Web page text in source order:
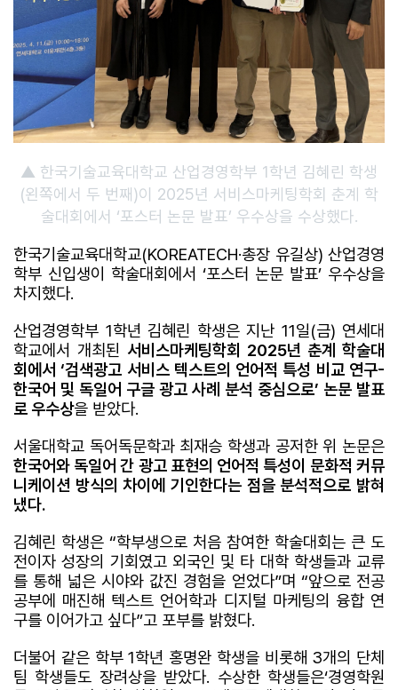
▲ 한국기술교육대학교 산업경영학부 1학년 김혜린 학생
(왼쪽에서 두 번째)이 2025년 서비스마케팅학회 춘계 학
술대회에서 ‘포스터 논문 발표’ 우수상을 수상했다.
한국기술교육대학교(KOREATECH·총장 유길상) 산업경영
학부 신입생이 학술대회에서 ‘포스터 논문 발표’ 우수상을
차지했다.
산업경영학부 1학년 김혜린 학생은 지난 11일(금) 연세대
학교에서 개최된 서비스마케팅학회 2025년 춘계 학술대
회에서 ‘검색광고 서비스 텍스트의 언어적 특성 비교 연구-
한국어 및 독일어 구글 광고 사례 분석 중심으로’ 논문 발표
로 우수상을 받았다.
서울대학교 독어독문학과 최재승 학생과 공저한 위 논문은
한국어와 독일어 간 광고 표현의 언어적 특성이 문화적 커뮤
니케이션 방식의 차이에 기인한다는 점을 분석적으로 밝혀
냈다.
김혜린 학생은 “학부생으로 처음 참여한 학술대회는 큰 도
전이자 성장의 기회였고 외국인 및 타 대학 학생들과 교류
를 통해 넓은 시야와 값진 경험을 얻었다”며 “앞으로 전공
공부에 매진해 텍스트 언어학과 디지털 마케팅의 융합 연
구를 이어가고 싶다”고 포부를 밝혔다.
더불어 같은 학부 1학년 홍명완 학생을 비롯해 3개의 단체
팀 학생들도 장려상을 받았다. 수상한 학생들은‘경영학원